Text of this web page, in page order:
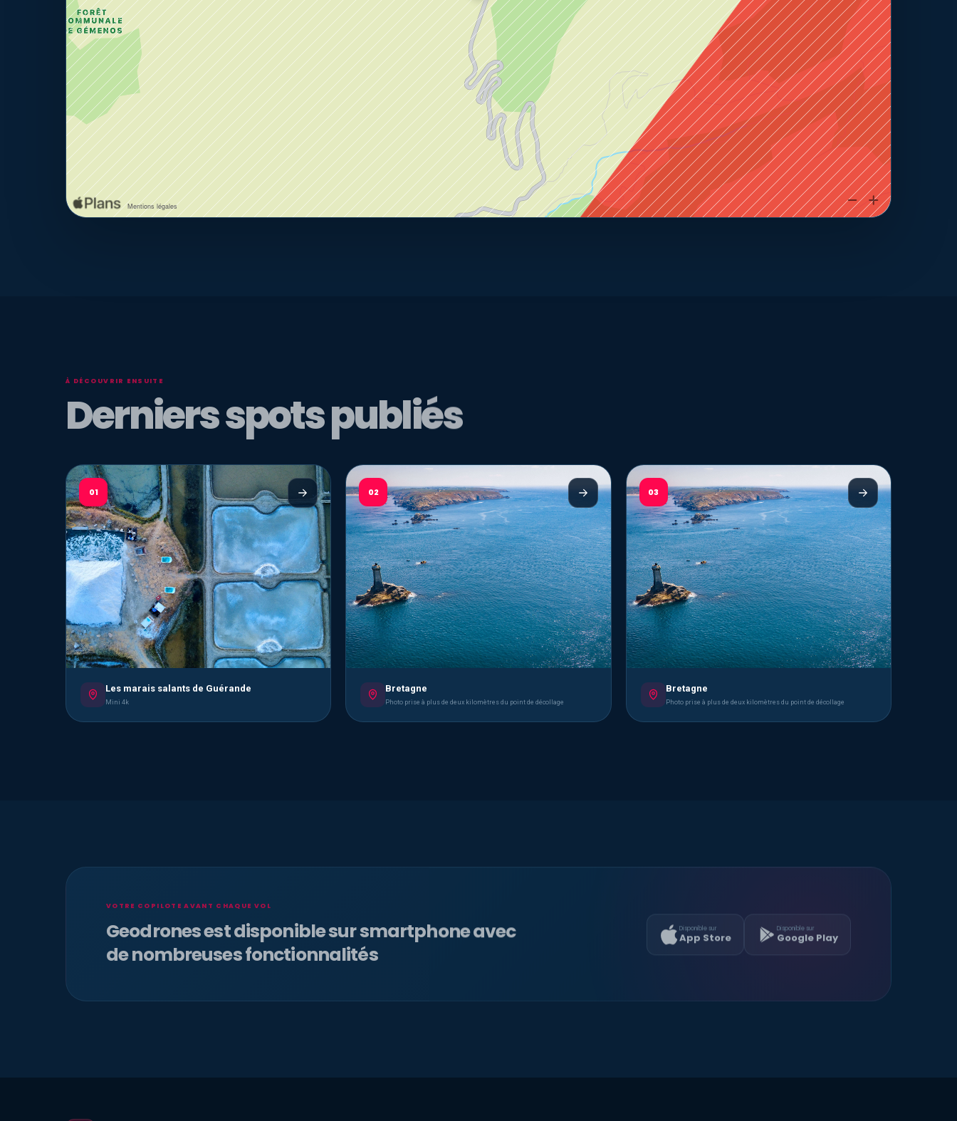
À DÉCOUVRIR ENSUITE
Derniers spots publiés
01
Les marais salants de Guérande
Mini 4k
02
Bretagne
Photo prise à plus de deux kilomètres du point de décollage
03
Bretagne
Photo prise à plus de deux kilomètres du point de décollage
VOTRE COPILOTE AVANT CHAQUE VOL
Geodrones est disponible sur smartphone avec
de nombreuses fonctionnalités
Disponible sur
App Store
Disponible sur
Google Play